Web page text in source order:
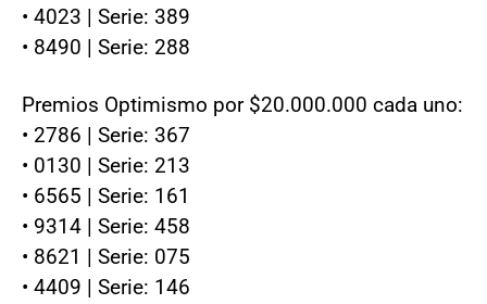
• 4023 | Serie: 389
• 8490 | Serie: 288
Premios Optimismo por $20.000.000 cada uno:
• 2786 | Serie: 367
• 0130 | Serie: 213
• 6565 | Serie: 161
• 9314 | Serie: 458
• 8621 | Serie: 075
• 4409 | Serie: 146